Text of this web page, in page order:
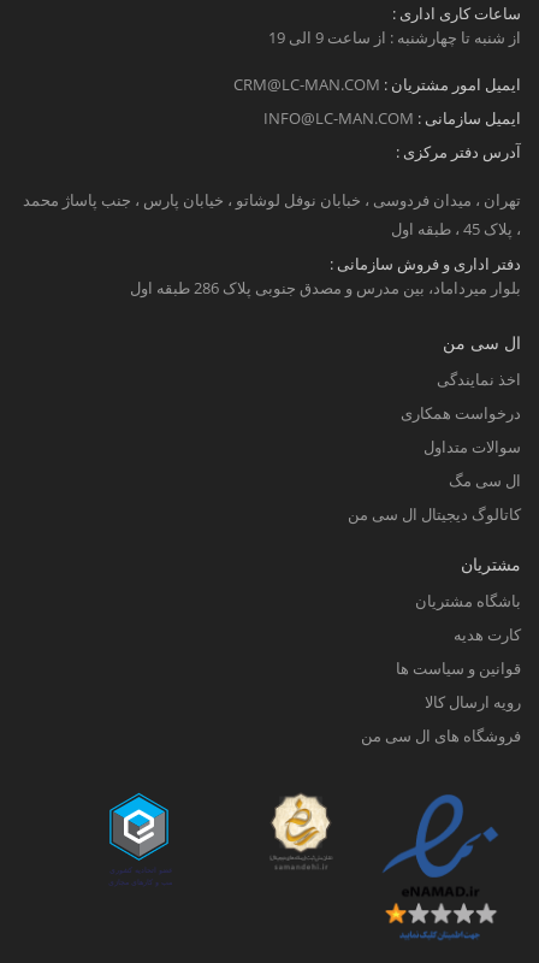
ساعات کاری اداری :
از شنبه تا چهارشنبه : از ساعت 9 الی 19
ایمیل امور مشتریان : CRM@LC-MAN.COM
ایمیل سازمانی : INFO@LC-MAN.COM
آدرس دفتر مرکزی :
تهران ، میدان فردوسی ، خبابان نوفل لوشاتو ، خیابان پارس ، جنب پاساژ محمد
، پلاک 45 ، طبقه اول
دفتر اداری و فروش سازمانی :
بلوار میرداماد، بین مدرس و مصدق جنوبی پلاک 286 طبقه اول
ال سی من
اخذ نمایندگی
درخواست همکاری
سوالات متداول
ال سی مگ
کاتالوگ دیجیتال ال سی من
مشتریان
باشگاه مشتریان
کارت هدیه
قوانین و سیاست ها
رویه ارسال کالا
فروشگاه های ال سی من